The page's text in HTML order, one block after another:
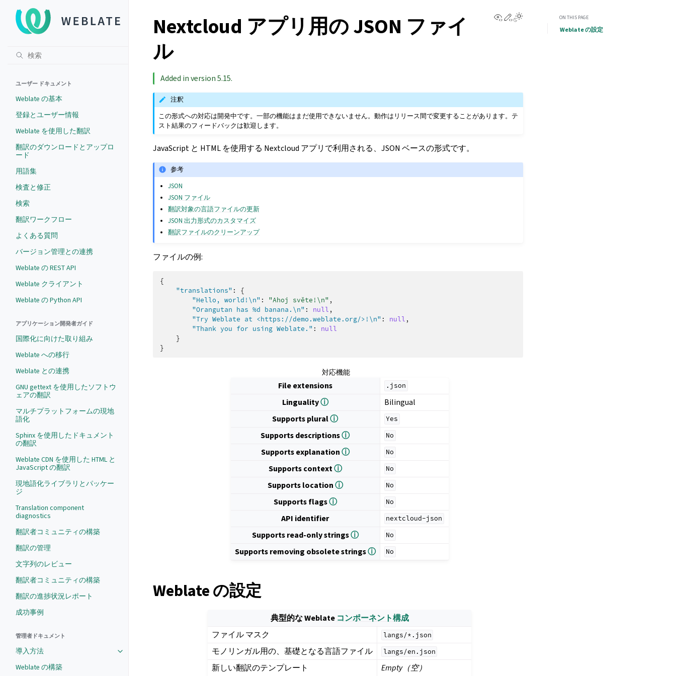
ユーザー ドキュメント
Weblate の基本
登録とユーザー情報
Weblate を使用した翻訳
翻訳のダウンロードとアップロ
ード
用語集
検査と修正
検索
翻訳ワークフロー
よくある質問
バージョン管理との連携
Weblate の REST API
Weblate クライアント
Weblate の Python API
アプリケーション開発者ガイド
国際化に向けた取り組み
Weblate への移行
Weblate との連携
GNU gettext を使用したソフトウ
ェアの翻訳
マルチプラットフォームの現地
語化
Sphinx を使用したドキュメント
の翻訳
Weblate CDN を使用した HTML と
JavaScript の翻訳
現地語化ライブラリとパッケー
ジ
Translation component
diagnostics
翻訳者コミュニティの構築
翻訳の管理
文字列のレビュー
翻訳者コミュニティの構築
翻訳の進捗状況レポート
成功事例
管理者ドキュメント
導入方法
Weblate の構築
View this page
Edit this page
Nextcloud アプリ用の JSON ファイ
ル
Added in version 5.15.
注釈
この形式への対応は開発中です。一部の機能はまだ使用できないません。動作はリリース間で変更することがあります。テ
スト結果のフィードバックは歓迎します。
JavaScript と HTML を使用する Nextcloud アプリで利用される、JSON ベースの形式です。
参考
JSON
JSON ファイル
翻訳対象の言語ファイルの更新
JSON 出力形式のカスタマイズ
翻訳ファイルのクリーンアップ
ファイルの例:
{
"translations" :
{
"Hello, world!\n" : "Ahoj světe!\n" ,
"Orangutan has %d banana.\n" : null ,
"Try Weblate at <https://demo.weblate.org/>!\n" : null ,
"Thank you for using Weblate." :
null
}
}
対応機能
File extensions .json
Lingualityⓘ
Bilingual
Supports pluralⓘ Yes
Supports descriptionsⓘ No
Supports explanationⓘ No
Supports contextⓘ No
Supports locationⓘ No
Supports flagsⓘ No
API identifier nextcloud-json
Supports read-only stringsⓘ No
Supports removing obsolete stringsⓘ No
Weblate の設定
典型的な Weblate コンポーネント構成
ファイル マスク
langs/*.json
モノリンガル用の、基礎となる言語ファイル langs/en.json
新しい翻訳のテンプレート Empty（空）
ON THIS PAGE
Weblate の設定